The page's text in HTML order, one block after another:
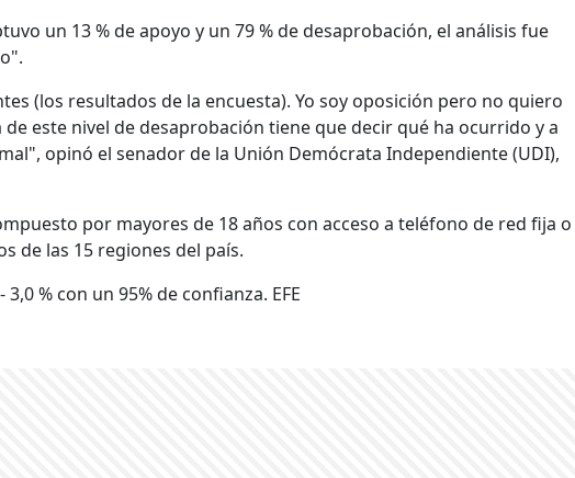
un 13 % de apoyo y un 79 % de desaprobación, el análisis fue
(los resultados de la encuesta). Yo soy oposición pero no quiero
este nivel de desaprobación tiene que decir qué ha ocurrido y a
opinó el senador de la Unión Demócrata Independiente (UDI),
por mayores de 18 años con acceso a teléfono de red fija o
de las 15 regiones del país.
% con un 95% de confianza. EFE